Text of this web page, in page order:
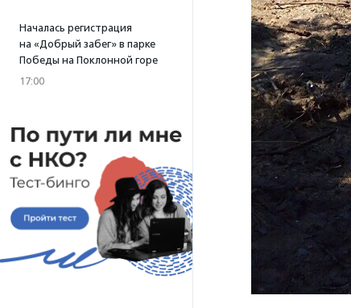
Началась регистрация
на «Добрый забег» в парке
Победы на Поклонной горе
17:00